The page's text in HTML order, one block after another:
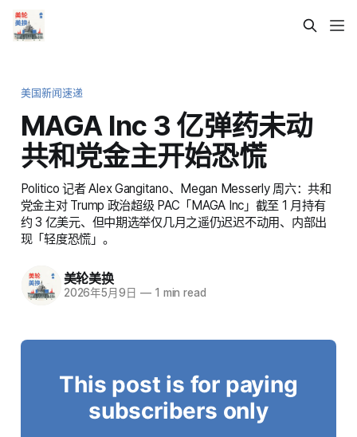
美国新闻速递
MAGA Inc 3 亿弹药未动
共和党金主开始恐慌
Politico 记者 Alex Gangitano、Megan Messerly 周六：共和
党金主对 Trump 政治超级 PAC「MAGA Inc」截至 1 月持有
约 3 亿美元、但中期选举仅几月之遥仍迟迟不动用、内部出
现「轻度恐慌」。
美轮美换
2026年5月9日 —1 min read
This post is for paying
subscribers only